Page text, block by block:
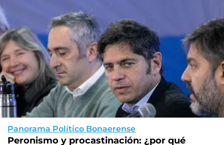
Panorama Político Bonaerense
Peronismo y procastinación: ¿por qué